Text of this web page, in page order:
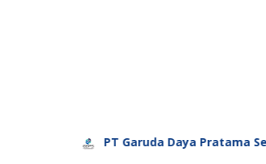
PT Garuda Daya Pratama Sejahtera